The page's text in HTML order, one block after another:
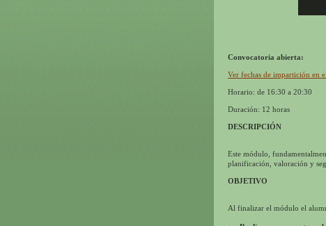
Convocatoria abierta:
Ver fechas de impartición en
Horario: de 16:30 a 20:30
Duración: 12 horas
DESCRIPCIÓN
Este módulo,
planificación, valoración y
OBJETIVO
Al finalizar el módulo el